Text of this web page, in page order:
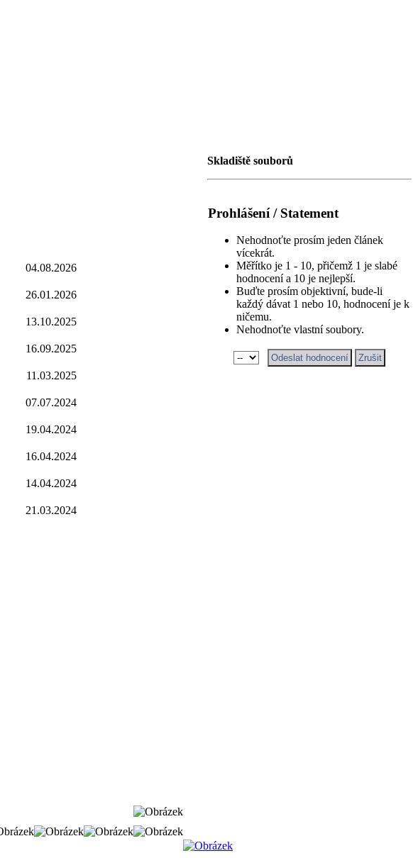
04.08.2026
26.01.2026
13.10.2025
16.09.2025
11.03.2025
07.07.2024
19.04.2024
16.04.2024
14.04.2024
21.03.2024
Skladiště souborů
Prohlášení / Statement
Nehodnoťte prosím jeden článek
vícekrát.
Měřítko je 1 - 10, přičemž 1 je slabé
hodnocení a 10 je nejlepší.
Buďte prosím objektivní, bude-li
každý dávat 1 nebo 10, hodnocení je k
ničemu.
Nehodnoťte vlastní soubory.